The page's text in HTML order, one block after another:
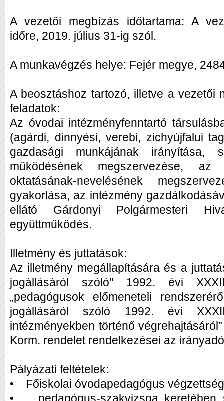
A vezetői megbízás időtartama: A
időre, 2019. július 31-ig szól.
A munkavégzés helye: Fejér megye,
A beosztáshoz tartozó, illetve a vezetői
feladatok:
Az óvodai intézményfenntartó
(agárdi, dinnyési, verebi, zichyújfalui
gazdasági munkájának irányítása,
működésének megszervezése, az
oktatásának-nevelésének
gyakorlása, az intézmény
ellátó Gárdonyi Polgármesteri
együttműködés.
Illetmény és juttatások:
Az illetmény megállapítására és a
jogállásáról szóló" 1992. évi
„pedagógusok előmeneteli
jogállásáról szóló 1992. évi
intézményekben történő
Korm. rendelet rendelkezései az
Pályázati feltételek:
• Főiskolai óvodapedagógus